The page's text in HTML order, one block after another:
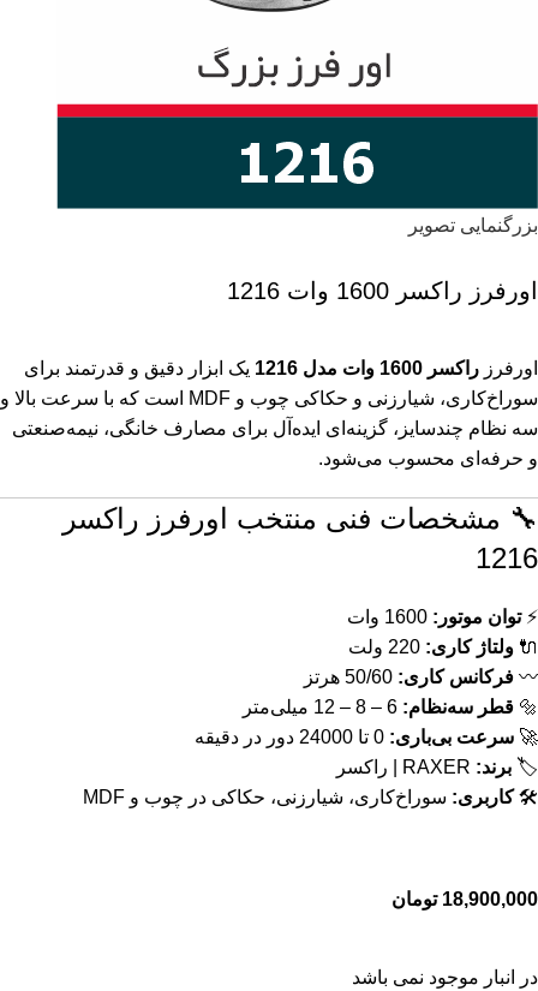
بزرگنمایی تصویر
اورفرز راکسر 1600 وات 1216
اورفرز راکسر 1600 وات مدل 1216
یک ابزار دقیق و قدرتمند برای
سوراخ‌کاری، شیارزنی و حکاکی چوب و MDF است که با سرعت بالا و
سه نظام چندسایز، گزینه‌ای ایده‌آل برای مصارف خانگی، نیمه‌صنعتی
و حرفه‌ای محسوب می‌شود.
🔧 مشخصات فنی منتخب اورفرز راکسر
1216
⚡توان موتور:
🔌 ولتاژ کاری:
〰️ فرکانس کاری:
🔩 قطر سه‌نظام:
🚀 سرعت بی‌باری:
🏷 برند:
🛠کاربری: سوراخ‌کاری، شیارزنی، حکاکی در چوب و MDF
18,900,000 تومان
در انبار موجود نمی باشد